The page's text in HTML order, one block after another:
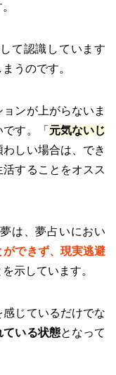
て認識しています
うのです。
ンが上がらないま
す。「 元気ないじ
しい場合は、でき
することをオスス
は、夢占いにおい
ができず、現実逃避
示しています。
じているだけでな
ている状態となって